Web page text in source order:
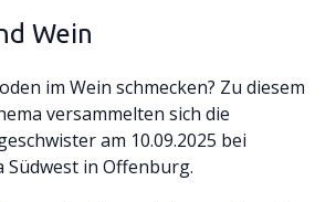
Wein
im Wein schmecken? Zu diesem
versammelten sich die
am 10.09.2025 bei
Südwest in Offenburg.